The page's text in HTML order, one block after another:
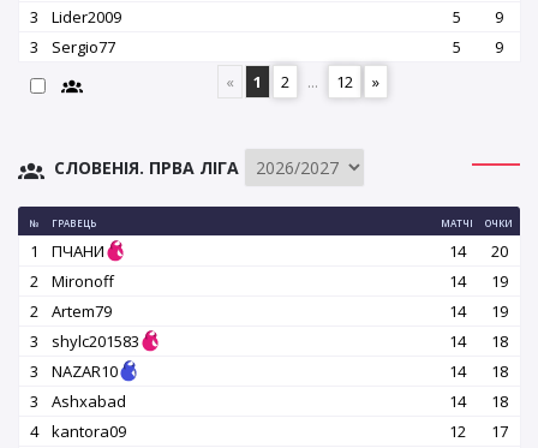
3 Lider2009 5
9
3
Sergio77 5
9
«
1 2 ... 12 »
СЛОВЕНІЯ. ПРВА ЛІГА
№ ГРАВЕЦЬ МАТЧІ ОЧКИ
1 ПЧАНИ 14
20
2
Mironoff 14
19
2
Artem79 14
19
3
shylc201583 14
18
3
NAZAR10 14
18
3
Ashxabad 14
18
4
kantora09 12
17